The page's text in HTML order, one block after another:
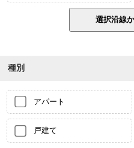
種別
アパート
戸建て